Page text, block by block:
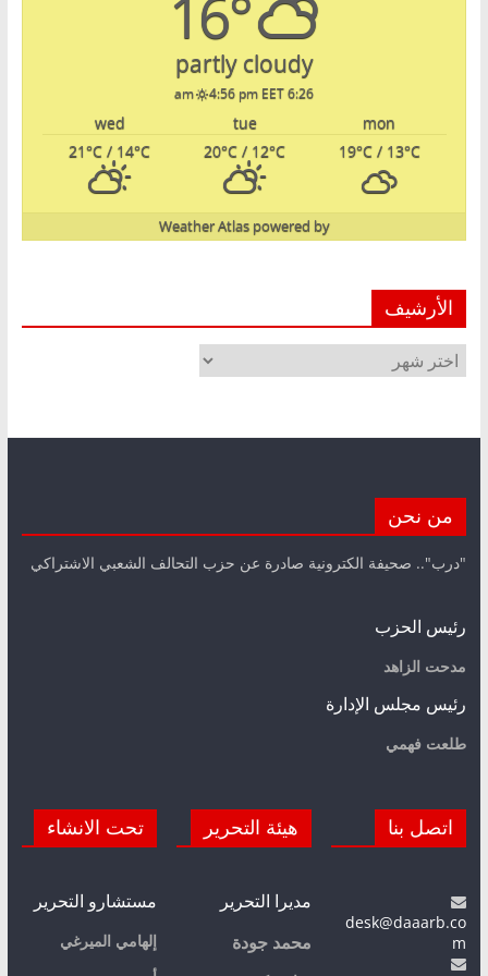
16°
partly cloudy
6:26 am
4:56 pm EET
mon
tue
wed
19°C/ 13°C
20°C / 12°C
21°C / 14°C
powered by
Weather Atlas
الأرشيف
الأرشيف
من نحن
"درب".. صحيفة الكترونية صادرة عن حزب التحالف الشعبي الاشتراكي
رئيس الحزب
مدحت الزاهد
رئيس مجلس الإدارة
طلعت فهمي
اتصل بنا
desk@daaarb.co
m
هيئة التحرير
مديرا التحرير
محمد جودة
تحت الانشاء
مستشارو التحرير
إلهامي الميرغي